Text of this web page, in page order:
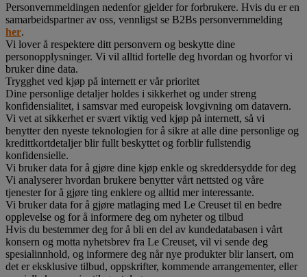
Personvernmeldingen nedenfor gjelder for forbrukere. Hvis du er en
samarbeidspartner av oss, vennligst se B2Bs personvernmelding
her.
Vi lover å respektere ditt personvern og beskytte dine
personopplysninger. Vi vil alltid fortelle deg hvordan og hvorfor vi
bruker dine data.
Trygghet ved kjøp på internett er vår prioritet
Dine personlige detaljer holdes i sikkerhet og under streng
konfidensialitet, i samsvar med europeisk lovgivning om datavern.
Vi vet at sikkerhet er svært viktig ved kjøp på internett, så vi
benytter den nyeste teknologien for å sikre at alle dine personlige og
kredittkortdetaljer blir fullt beskyttet og forblir fullstendig
konfidensielle.
Vi bruker data for å gjøre dine kjøp enkle og skreddersydde for deg
Vi analyserer hvordan brukere benytter vårt nettsted og våre
tjenester for å gjøre ting enklere og alltid mer interessante.
Vi bruker data for å gjøre matlaging med Le Creuset til en bedre
opplevelse og for å informere deg om nyheter og tilbud
Hvis du bestemmer deg for å bli en del av kundedatabasen i vårt
konsern og motta nyhetsbrev fra Le Creuset, vil vi sende deg
spesialinnhold, og informere deg når nye produkter blir lansert, om
det er eksklusive tilbud, oppskrifter, kommende arrangementer, eller